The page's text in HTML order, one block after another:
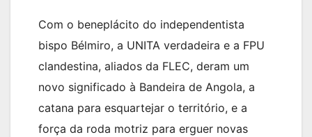
Com o beneplácito do independentista
bispo Bélmiro, a UNITA verdadeira e a FPU
clandestina, aliados da FLEC, deram um
novo significado à Bandeira de Angola, a
catana para esquartejar o território, e a
força da roda motriz para erguer novas